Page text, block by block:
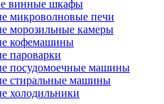
винные шкафы
микроволновые печи
морозильные камеры
кофемашины
пароварки
посудомоечные машины
стиральные машины
холодильники